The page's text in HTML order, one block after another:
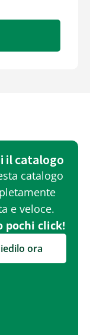
il catalogo
catalogo
e veloce.
pochi click!
ora